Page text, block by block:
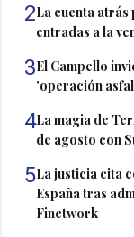
2La cuenta atrás
entradas a la
3El Campello
'operación
4La magia de
de agosto con
5La justicia cita
España tras
Finetwork